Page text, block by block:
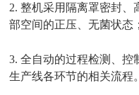
2. 整机采用隔离罩密封、
部空间的正压、无菌状态；
3. 全自动的过程检测、
生产线各环节的相关流程。